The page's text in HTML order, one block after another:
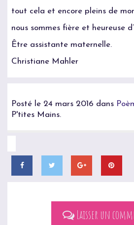
tout cela et encore pleins de
nous sommes fière et heureuse
Être assistante maternelle.
Christiane Mahler
Posté le 24 mars 2016 dans
P'tites Mains.
Laisser un